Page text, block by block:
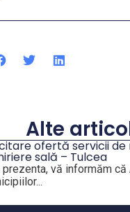
Alte
ofertă servicii de
sală – Tulcea
prezenta, vă informăm